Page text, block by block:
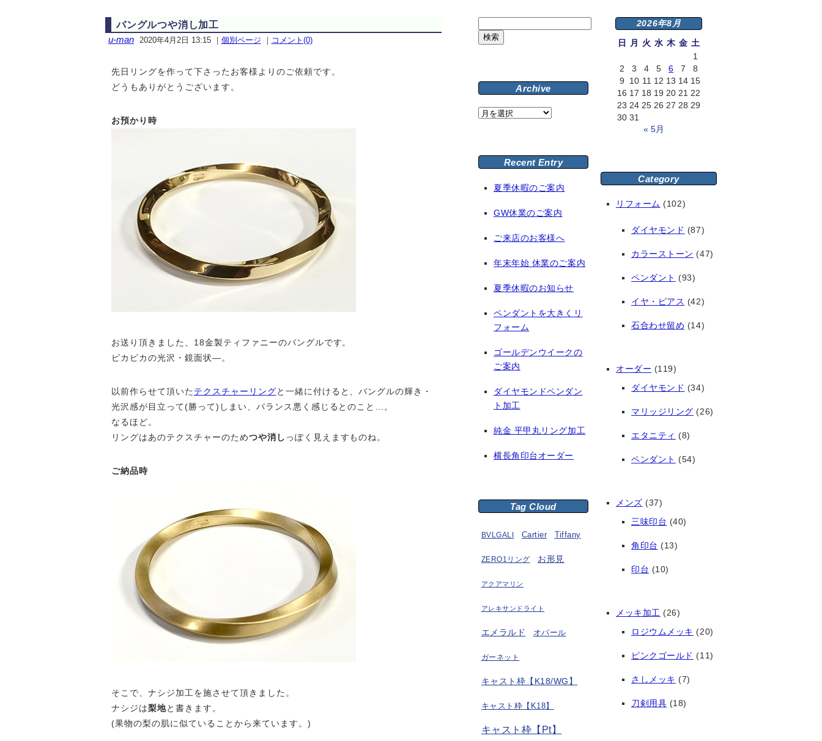
バングルつや消し加工
u-man 2020年4月2日 13:15｜ 個別ページ ｜ コメント(0)
先日リングを作って下さったお客様よりのご依頼です。
どうもありがとうございます。
お預かり時
お送り頂きました、18金製ティファニーのバングルです。
ピカピカの光沢・鏡面状—。
以前作らせて頂いた テクスチャーリングと一緒に付けると、バングルの輝き・
光沢感が目立って(勝って)しまい、バランス悪く感じるとのこと…。
なるほど。
リングはあのテクスチャーのためつや消し っぽく見えますものね。
ご納品時
そこで、ナシジ加工を施させて頂きました。
ナシジは梨地と書きます。
(果物の梨の肌に似ていることから来ています。)
索:
Archive
Archive
Recent Entry
夏季休暇のご案内
GW休業のご案内
ご来店のお客様へ
年末年始 休業のご案内
夏季休暇のお知らせ
ペンダントを大きくリ
フォーム
ゴールデンウイークの
ご案内
ダイヤモンドペンダン
ト加工
純金 平甲丸リング加工
横長角印台オーダー
Tag Cloud
BVLGALI Cartier Tiffany
ZERO1リング お形見
アクアマリン
アレキサンドライト
エメラルド オパール
ガーネット
キャスト枠【K18/WG】
キャスト枠【K18】
キャスト枠【Pt】
2026年8月
日
月 火 水 木 金 土
1
2
3 4 5 6 7
8
9
10 11 12 13 14 15
16 17 18 19 20 21 22
23 24 25 26 27 28 29
30 31
« 5月
Category
リフォーム (102)
ダイヤモンド (87)
カラーストーン (47)
ペンダント (93)
イヤ・ピアス (42)
石合わせ留め (14)
オーダー (119)
ダイヤモンド (34)
マリッジリング (26)
エタニティ (8)
ペンダント (54)
メンズ (37)
三味印台 (40)
角印台 (13)
印台 (10)
メッキ加工 (26)
ロジウムメッキ (20)
ピンクゴールド (11)
さしメッキ (7)
刀剣用具 (18)